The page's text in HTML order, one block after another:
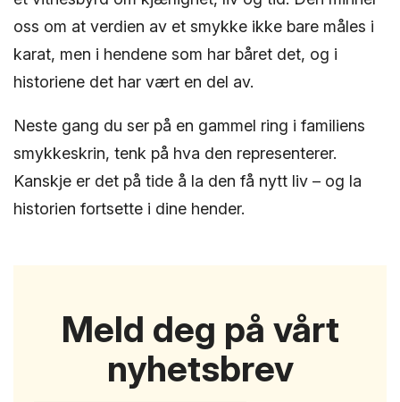
oss om at verdien av et smykke ikke bare måles i
karat, men i hendene som har båret det, og i
historiene det har vært en del av.
Neste gang du ser på en gammel ring i familiens
smykkeskrin, tenk på hva den representerer.
Kanskje er det på tide å la den få nytt liv – og la
historien fortsette i dine hender.
Meld deg på vårt
nyhetsbrev